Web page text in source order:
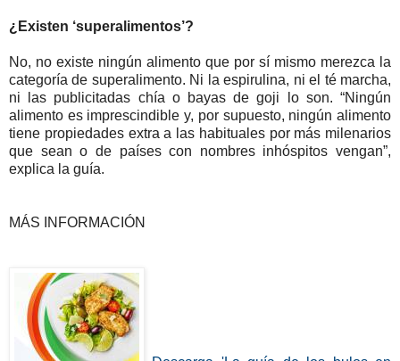
¿Existen ‘superalimentos’?
No, no existe ningún alimento que por sí mismo merezca la
categoría de superalimento. Ni la espirulina, ni el té marcha,
ni las publicitadas chía o bayas de goji lo son. “Ningún
alimento es imprescindible y, por supuesto, ningún alimento
tiene propiedades extra a las habituales por más milenarios
que sean o de países con nombres inhóspitos vengan”,
explica la guía.
MÁS INFORMACIÓN